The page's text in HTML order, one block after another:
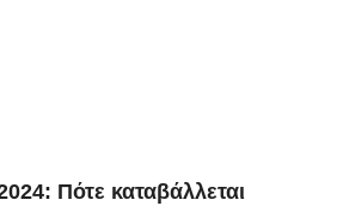
Πότε καταβάλλεται